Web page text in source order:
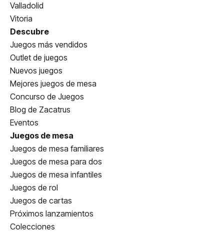
Valladolid
Vitoria
Descubre
Juegos más vendidos
Outlet de juegos
Nuevos juegos
Mejores juegos de mesa
Concurso de Juegos
Blog de Zacatrus
Eventos
Juegos de mesa
Juegos de mesa familiares
Juegos de mesa para dos
Juegos de mesa infantiles
Juegos de rol
Juegos de cartas
Próximos lanzamientos
Colecciones